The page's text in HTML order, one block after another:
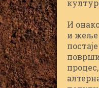
И
и жеље